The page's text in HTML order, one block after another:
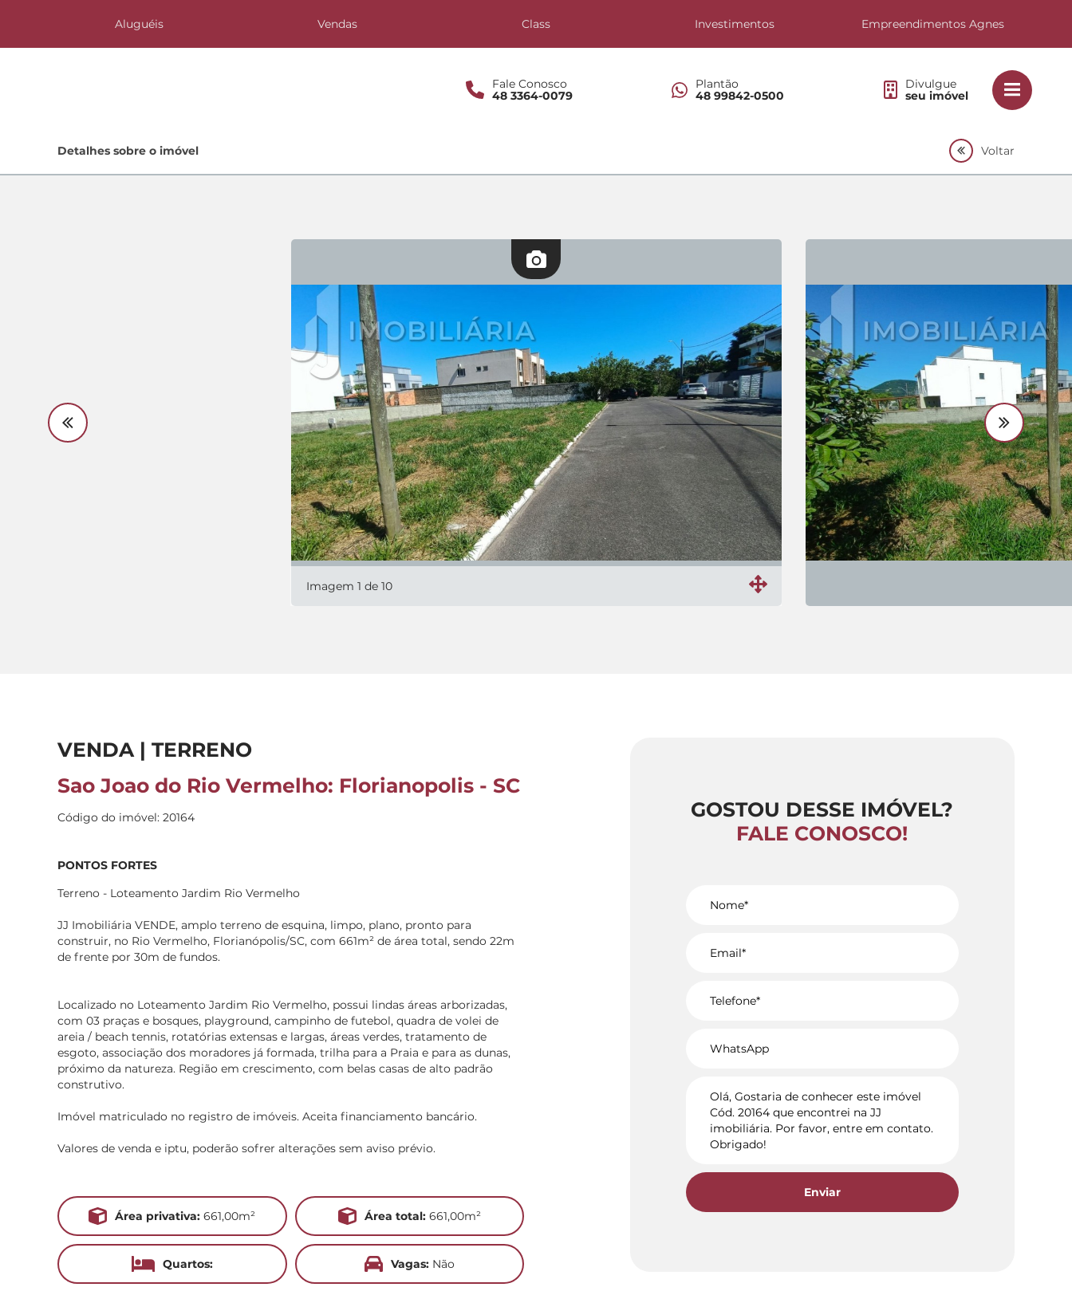
Aluguéis Vendas Class Investimentos Empreendimentos Agnes
Fale Conosco
48 3364-0079
Plantão
48 99842-0500
Divulgue
seu imóvel
Lançamentos
Detalhes sobre o imóvel Voltar
Imagem 1 de 10
VENDA | TERRENO
Sao Joao do Rio Vermelho: Florianopolis - SC
Código do imóvel: 20164
PONTOS FORTES
Terreno - Loteamento Jardim Rio Vermelho
JJ Imobiliária VENDE, amplo terreno de esquina, limpo, plano, pronto para
construir, no Rio Vermelho, Florianópolis/SC, com 661m² de área total, sendo 22m
de frente por 30m de fundos.
Localizado no Loteamento Jardim Rio Vermelho, possui lindas áreas arborizadas,
com 03 praças e bosques, playground, campinho de futebol, quadra de volei de
areia / beach tennis, rotatórias extensas e largas, áreas verdes, tratamento de
esgoto, associação dos moradores já formada, trilha para a Praia e para as dunas,
próximo da natureza. Região em crescimento, com belas casas de alto padrão
construtivo.
Imóvel matriculado no registro de imóveis. Aceita financiamento bancário.
Valores de venda e iptu, poderão sofrer alterações sem aviso prévio.
Área privativa: 661,00m² Área total:661,00m²
Quartos: Vagas:Não
GOSTOU DESSE IMÓVEL?
FALE CONOSCO!
Enviar